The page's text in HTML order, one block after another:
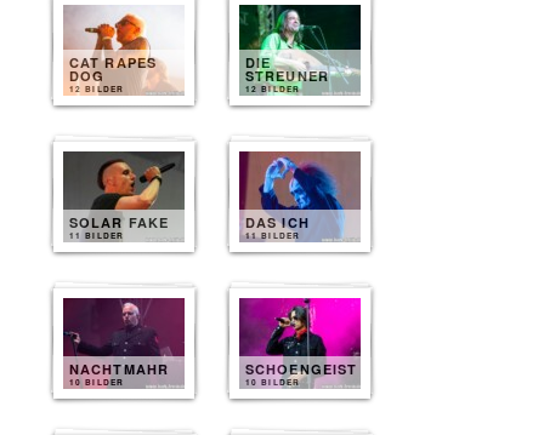
CAT RAPES
DOG
12 BILDER
DIE
STREUNER
12 BILDER
SOLAR FAKE
11 BILDER
DAS ICH
11 BILDER
NACHTMAHR
10 BILDER
SCHOENGEIST
10 BILDER